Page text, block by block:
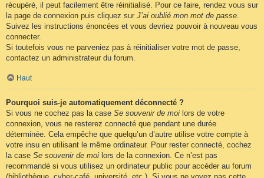
récupéré, il peut facilement être réinitialisé. Pour ce faire, rendez vous sur
la page de connexion puis cliquez sur J’ai oublié mon mot de passe.
Suivez les instructions énoncées et vous devriez pouvoir à nouveau vous
connecter.
Si toutefois vous ne parveniez pas à réinitialiser votre mot de passe,
contactez un administrateur du forum.
Haut
Pourquoi suis-je automatiquement déconnecté ?
Si vous ne cochez pas la case Se souvenir de moi lors de votre
connexion, vous ne resterez connecté que pendant une durée
déterminée. Cela empêche que quelqu’un d’autre utilise votre compte à
votre insu en utilisant le même ordinateur. Pour rester connecté, cochez
la case Se souvenir de moi lors de la connexion. Ce n’est pas
recommandé si vous utilisez un ordinateur public pour accéder au forum